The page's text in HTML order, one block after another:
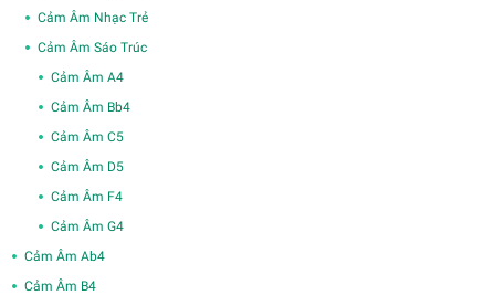
Cảm Âm Nhạc Trẻ
Cảm Âm Sáo Trúc
Cảm Âm A4
Cảm Âm Bb4
Cảm Âm C5
Cảm Âm D5
Cảm Âm F4
Cảm Âm G4
Cảm Âm Ab4
Cảm Âm B4